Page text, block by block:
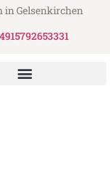
in Gelsenkirchen